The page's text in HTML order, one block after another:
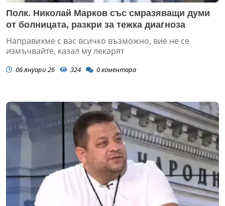
Полк. Николай Марков със смразяващи думи
от болницата, разкри за тежка диагноза
Направихме с вас всичко възможно, вие не се
измъчвайте, казал му лекарят
06 януари 26 324 0коментара